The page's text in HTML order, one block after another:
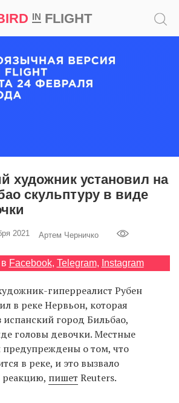
INFLIGHT
художник установил на
скульптуру в виде
2021 Артем Черничко
Facebook, Telegram, Instagram
гиперреалист Рубен
в реке Нервьон, которая
испанский город Бильбао,
головы девочки. Местные
о том, что
в реке, и это вызвало
пишет Reuters.